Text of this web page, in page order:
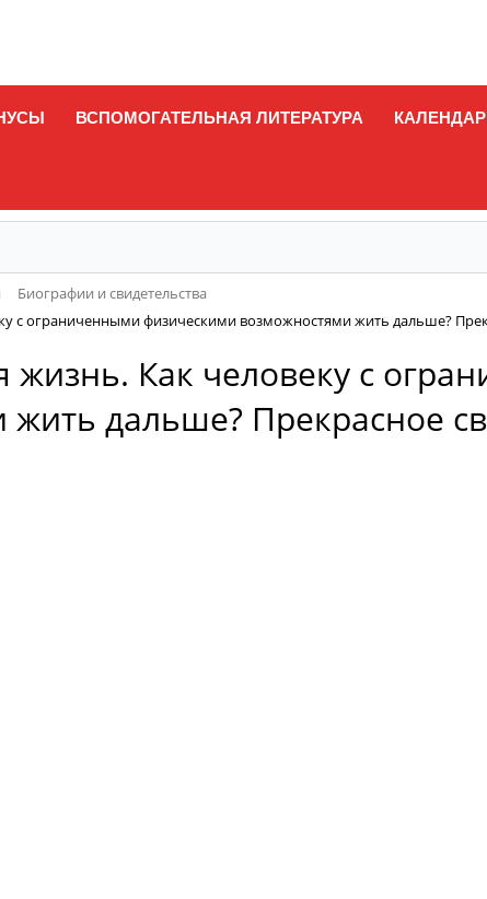
ВСПОМОГАТЕЛЬНАЯ ЛИТЕРАТУРА
Биографии и свидетельства
с ограниченными физическими возможностями жить дальше?
Как человеку с
дальше? Прекрасное